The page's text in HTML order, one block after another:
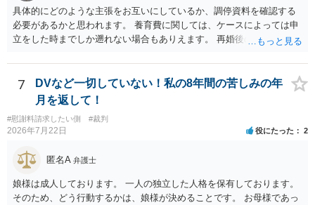
具体的にどのような主張をお互いにしているか、調停資料を確認する
必要があるかと思われます。 養育費に関しては、ケースによっては申
立をした時までしか遡れない場合もありえます。 再婚後の相手方の行
養育費に関するやりとり等があればそちらについても確認する必要が
あるでしょう。 公開相談の場での回答よりも個別に弁護士にご相談さ
れることをお勧めいたします。
7
DVなど一切していない！私の8年間の苦しみの年
月を返して！
#慰謝料請求したい側 #裁判
2026年7月22日 役にたった 2
匿名A 弁護士
娘様は成人しております。 一人の独立した人格を保有しております。
そのため、どう行動するかは、娘様が決めることです。 お母様であっ